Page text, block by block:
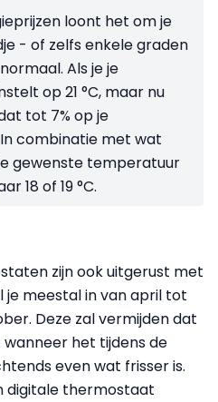
loont het om je
- of zelfs enkele graden
Als je je
op 21 °C, maar nu
tot 7% op je
combinatie met wat
gewenste temperatuur
18 of 19 °C.
zijn ook uitgerust met
je meestal in van april tot
Deze zal vermijden dat
het tijdens de
even wat frisser is.
digitale thermostaat